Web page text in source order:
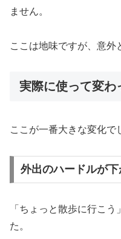
ません。
ここは地味ですが、意外
実際に使って変わ
ここが一番大きな変化で
外出のハードルが下
「ちょっと散歩に行こ
た。